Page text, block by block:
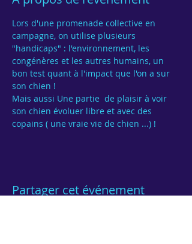
Lors d'une promenade collective en
campagne, on utilise plusieurs
"handicaps" : l'environnement, les
congénères et les autres humains, un
bon test quant à l'impact que l'on a sur
Mais aussi Une partie  de plaisir à voir
son chien évoluer libre et avec des
Partager cet événement